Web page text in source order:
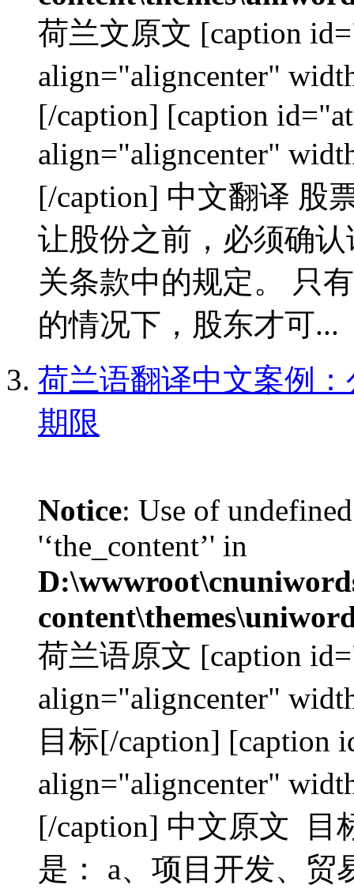
荷兰文原文 [caption
align="aligncenter"
[/caption] [caption
align="aligncenter"
[/caption] 中文翻译 股
让股份之前，必须确
关条款中的规定。 只
的情况下，股东才可...
荷兰语翻译中文案例
期限
Notice: Use of
'‘the_content’' in
荷兰语原文 [caption
align="aligncenter"
目标[/caption] [caption
align="aligncenter"
[/caption] 中文原文 目
是： a、项目开发、贸